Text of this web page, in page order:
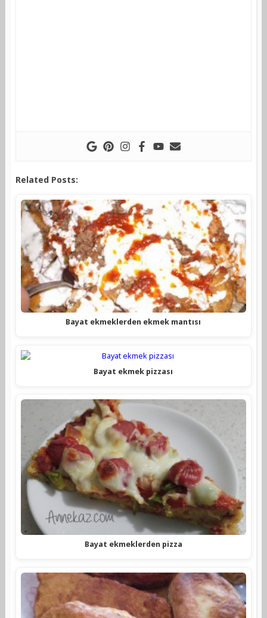
Related Posts:
Bayat ekmeklerden ekmek mantısı
Bayat ekmek pizzası
Bayat ekmeklerden pizza